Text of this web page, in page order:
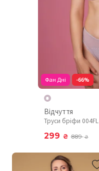
Фан Дні -66%
Відчуття
Труси бріфи 004FL
299 ₴ 889₴